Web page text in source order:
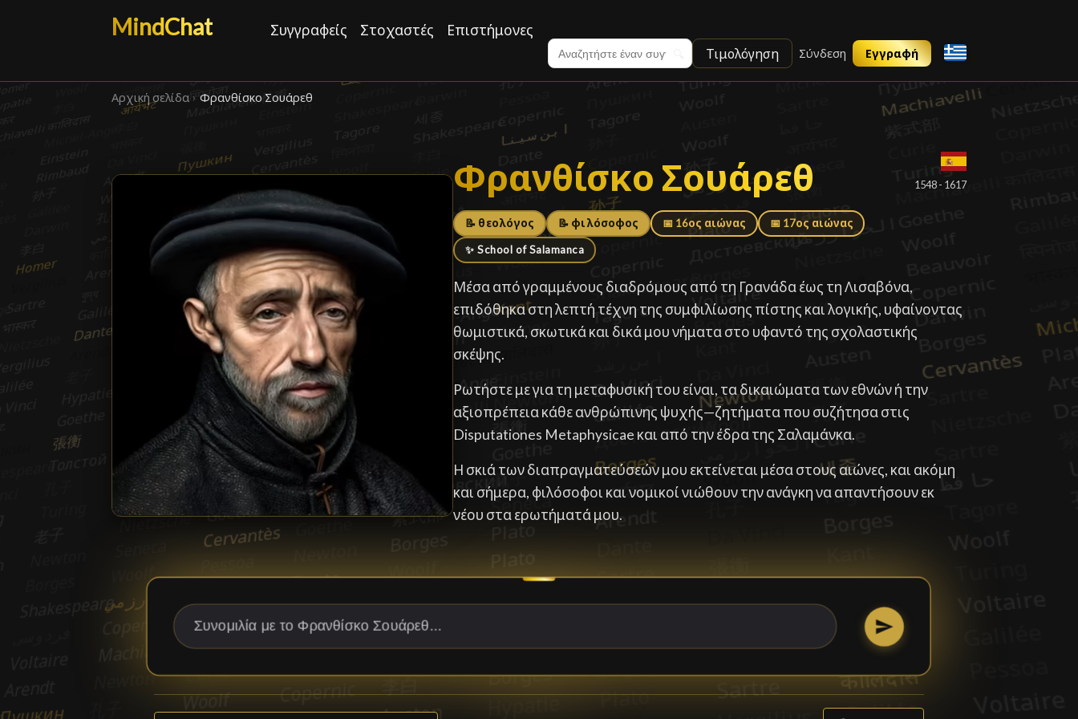
MindChat Συγγραφείς Στοχαστές Επιστήμονες
Τιμολόγηση Σύνδεση Εγγραφή
Αρχική σελίδα › Φρανθίσκο Σουάρεθ
Φρανθίσκο Σουάρεθ
Φρανθίσκο Σουάρεθ 1548 - 1617
📝 θεολόγος 📝 φιλόσοφος 📅 16ος αιώνας 📅 17ος αιώνας
✨ School of Salamanca
Μέσα από γραμμένους διαδρόμους από τη Γρανάδα έως τη Λισαβόνα,
επιδόθηκα στη λεπτή τέχνη της συμφιλίωσης πίστης και λογικής, υφαίνοντας
θωμιστικά, σκωτικά και δικά μου νήματα στο υφαντό της σχολαστικής
σκέψης.
Ρωτήστε με για τη μεταφυσική του είναι, τα δικαιώματα των εθνών ή την
αξιοπρέπεια κάθε ανθρώπινης ψυχής—ζητήματα που συζήτησα στις
Disputationes Metaphysicae και από την έδρα της Σαλαμάνκα.
Η σκιά των διαπραγματεύσεών μου εκτείνεται μέσα στους αιώνες, και ακόμη
και σήμερα, φιλόσοφοι και νομικοί νιώθουν την ανάγκη να απαντήσουν εκ
νέου στα ερωτήματά μου.